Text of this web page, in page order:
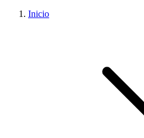
Inicio